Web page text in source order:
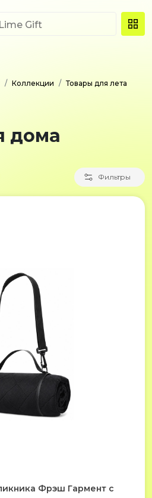
Коллекции
Товары для лета
дома
Фильтры
Фрэш Гармент с